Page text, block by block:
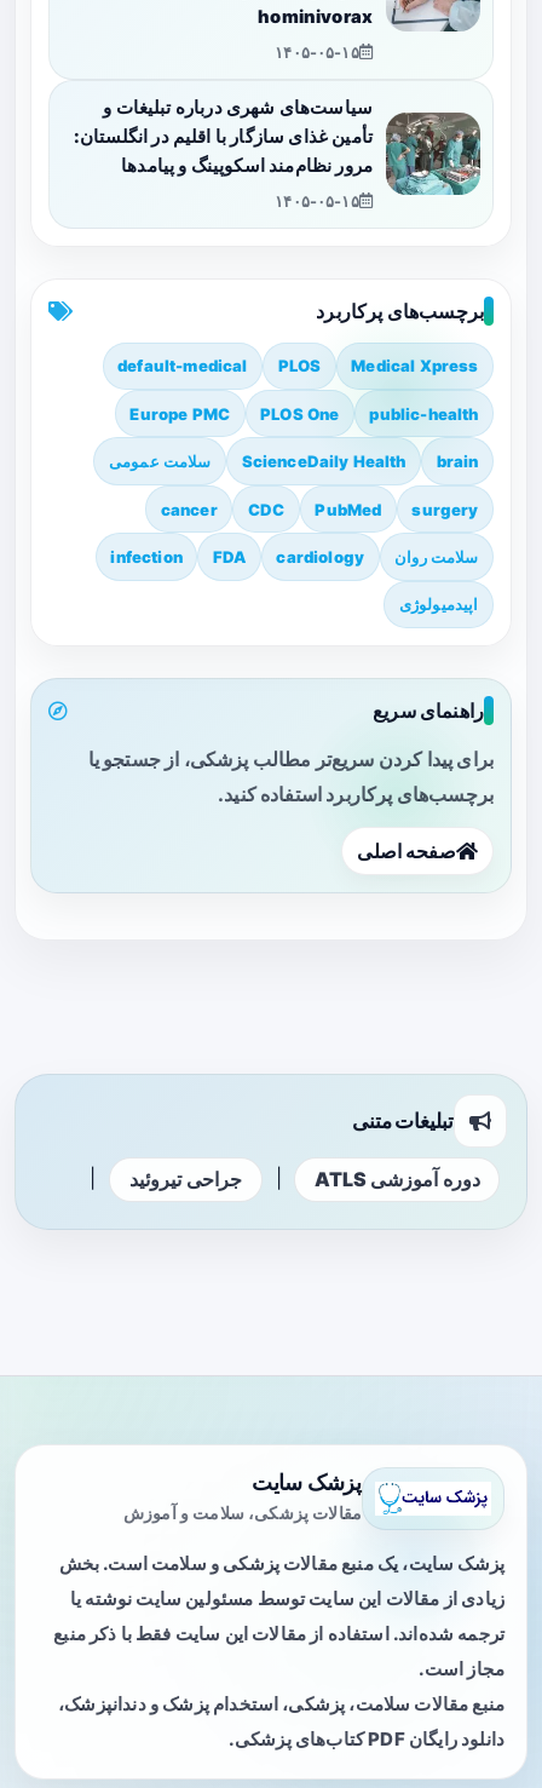
hominivorax
۱۴۰۵-۰۵-۱۵
سیاست‌های شهری درباره تبلیغات و
تأمین غذای سازگار با اقلیم در انگلستان:
مرور نظام‌مند اسکوپینگ و پیامدها
۱۴۰۵-۰۵-۱۵
برچسب‌های پرکاربرد
Medical Xpress
PLOS
default-medical
public-health
PLOS One
Europe PMC
brain
ScienceDaily Health سلامت عمومی
surgery
PubMed
CDC
cancer
سلامت روان cardiology
FDA
infection
اپیدمیولوژی
راهنمای سریع
برای پیدا کردن سریع‌تر مطالب پزشکی، از جستجو یا
برچسب‌های پرکاربرد استفاده کنید.
صفحه اصلی
تبلیغات متنی
دوره آموزشی ATLS جراحی تیروئید
پزشک سایت
مقالات پزشکی، سلامت و آموزش
پزشک سایت، یک منبع مقالات پزشکی و سلامت است. بخش
زیادی از مقالات این سایت توسط مسئولین سایت نوشته یا
ترجمه شده‌اند. استفاده از مقالات این سایت فقط با ذکر منبع
مجاز است.
منبع مقالات سلامت، پزشکی، استخدام پزشک و دندانپزشک،
دانلود رایگان PDF کتاب‌های پزشکی.